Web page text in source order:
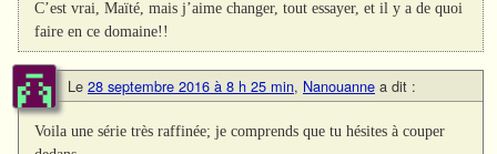
C’est vrai, Maïté, mais j’aime changer, tout essayer, et il y a de quoi
faire en ce domaine!!
Le 28 septembre 2016 à 8 h 25 min, Nanouanne a dit :
Voila une série très raffinée; je comprends que tu hésites à couper